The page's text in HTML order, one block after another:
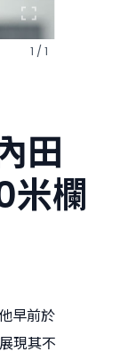
1 / 1
田
米欄
早前於
現其不